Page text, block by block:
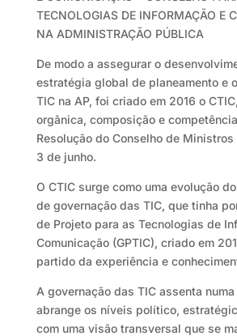
TECNOLOGIAS DE INFORMAÇÃO E
NA ADMINISTRAÇÃO PÚBLICA
De modo a assegurar o
estratégia global de planeamento e
TIC na AP, foi criado em 2016 o
orgânica, composição e
Resolução do Conselho de
3 de junho.
O CTIC surge como uma evolução
de governação das TIC, que tinha
de Projeto para as Tecnologias de
Comunicação (GPTIC), criado em
partido da experiência e
A governação das TIC assenta
abrange os níveis político,
com uma visão transversal que se